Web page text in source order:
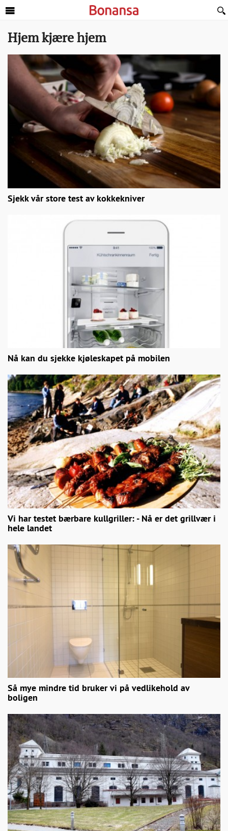
Hjem kjære hjem
Sjekk vår store test av kokkekniver
Nå kan du sjekke kjøleskapet på mobilen
Vi har testet bærbare kullgriller: - Nå er det grillvær i
hele landet
Så mye mindre tid bruker vi på vedlikehold av
boligen